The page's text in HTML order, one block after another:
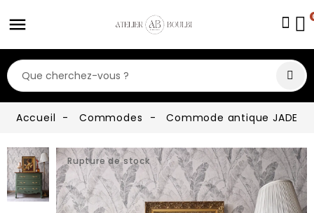
Accueil Commodes Commode antique JADE
Rupture de stock